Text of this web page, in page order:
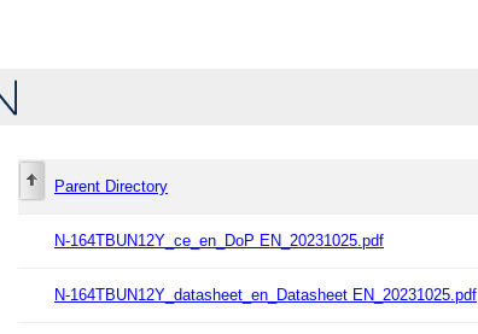
Parent Directory
N-164TBUN12Y_ce_en_DoP EN_20231025.pdf
N-164TBUN12Y_datasheet_en_Datasheet EN_20231025.pdf